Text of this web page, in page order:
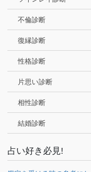
不倫診断
復縁診断
性格診断
片思い診断
相性診断
結婚診断
占い好き必見!